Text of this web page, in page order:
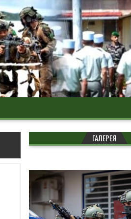
ГАЛЕРЕЯ